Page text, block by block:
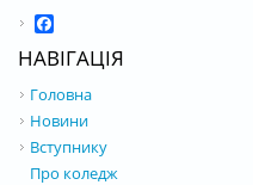
НАВІГАЦІЯ
Головна
Новини
Вступнику
Про коледж